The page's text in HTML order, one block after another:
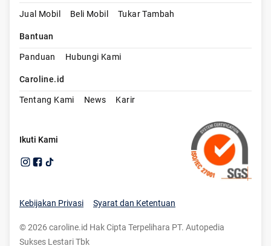
Jual Mobil Beli Mobil Tukar Tambah
Bantuan
Panduan Hubungi Kami
Caroline.id
Tentang Kami News Karir
Ikuti Kami
Kebijakan Privasi Syarat dan Ketentuan
©2026 caroline.id Hak Cipta Terpelihara PT. Autopedia
Sukses Lestari Tbk